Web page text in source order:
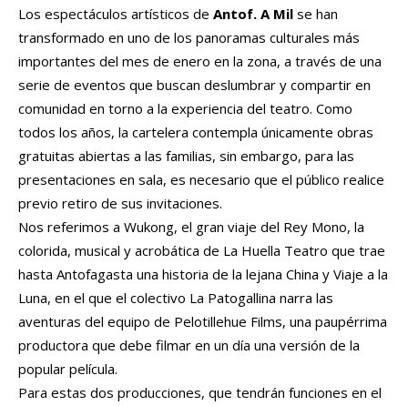
Los espectáculos artísticos de Antof. A Mil se han
transformado en uno de los panoramas culturales más
importantes del mes de enero en la zona, a través de una
serie de eventos que buscan deslumbrar y compartir en
comunidad en torno a la experiencia del teatro. Como
todos los años, la cartelera contempla únicamente obras
gratuitas abiertas a las familias, sin embargo, para las
presentaciones en sala, es necesario que el público realice
previo retiro de sus invitaciones.
Nos referimos a Wukong, el gran viaje del Rey Mono, la
colorida, musical y acrobática de La Huella Teatro que trae
hasta Antofagasta una historia de la lejana China y Viaje a la
Luna, en el que el colectivo La Patogallina narra las
aventuras del equipo de Pelotillehue Films, una paupérrima
productora que debe filmar en un día una versión de la
popular película.
Para estas dos producciones, que tendrán funciones en el